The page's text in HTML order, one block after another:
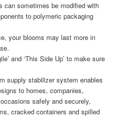
can sometimes be modified with
to polymeric packaging
your blooms may last more in
and ‘This Side Up’ to make sure
supply stabilizer system enables
to homes, companies,
safely and securely,
cracked containers and spilled